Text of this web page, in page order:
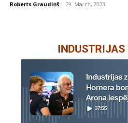
Roberts Graudiņš - 29. March, 2023